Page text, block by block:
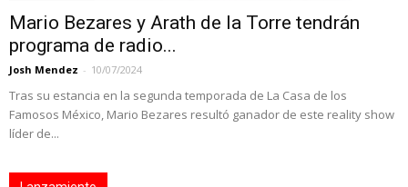
Mario Bezares y Arath de la Torre tendrán
programa de radio...
Josh Mendez - 10/07/2024
Tras su estancia en la segunda temporada de La Casa de los
Famosos México, Mario Bezares resultó ganador de este reality show
líder de...